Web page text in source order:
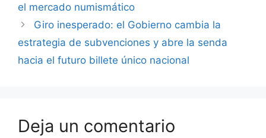
el mercado numismático
Giro inesperado: el Gobierno cambia la
estrategia de subvenciones y abre la senda
hacia el futuro billete único nacional
Deja un comentario